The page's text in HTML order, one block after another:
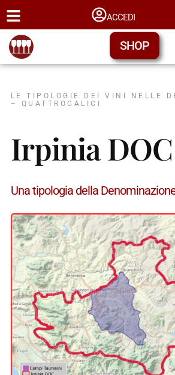
ACCEDI
SHOP
LE TIPOLOGIE DEI VINI NELLE
– QUATTROCALICI
Irpinia
Una tipologia della